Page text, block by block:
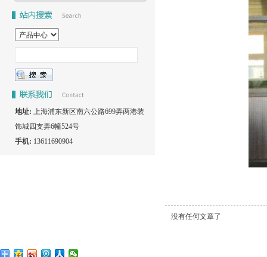
地址: 上海浦东新区南六公路699弄两港装
饰城四支弄6幢524号
手机: 13611690904
没有任何文章了